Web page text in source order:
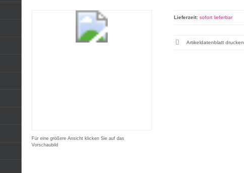
Für eine größere Ansicht klicken Sie auf das
Vorschaubild
Lieferzeit: sofort lieferbar
Artikeldatenblatt drucken